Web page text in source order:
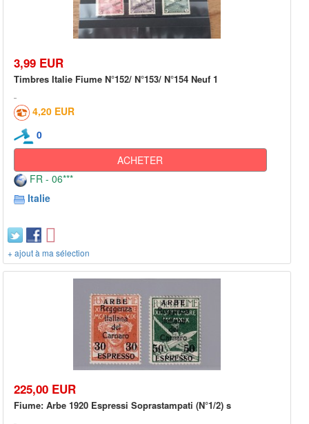
3,99 EUR
Timbres Italie Fiume N°152/ N°153/ N°154 Neuf 1
4,20 EUR
0
ACHETER
FR - 06***
Italie
+ ajout à ma sélection
225,00 EUR
Fiume: Arbe 1920 Espressi Soprastampati (N°1/2) s